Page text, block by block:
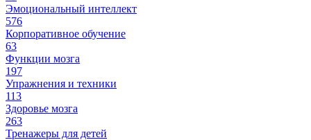
Эмоциональный интеллект
576
Корпоративное обучение
63
Функции мозга
197
Упражнения и техники
113
Здоровье мозга
263
Тренажеры для детей